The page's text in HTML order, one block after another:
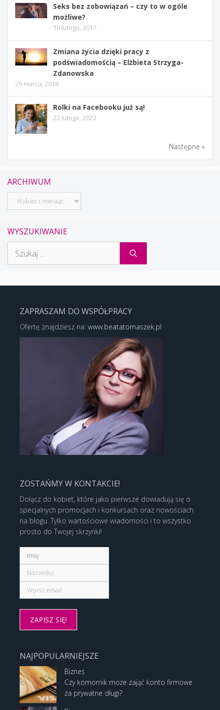
Seks bez zobowiązań – czy to w ogóle
możliwe?
10 lutego, 2017
Zmiana życia dzięki pracy z
podświadomością – Elżbieta Strzyga-
Zdanowska
29 marca, 2018
Rolki na Facebooku już są!
23 lutego, 2022
Następne »
ARCHIWUM
Archiwum
WYSZUKIWANIE
ZAPRASZAM DO WSPÓŁPRACY
Ofertę znajdziesz na: www.beatatomaszek.pl
ZOSTAŃMY W KONTAKCIE!
Dołącz do kobiet, które jako pierwsze dowiadują się o
specjalnych promocjach i konkursach oraz nowościach
na blogu. Tylko wartościowe wiadomości i to wszystko
prosto do Twojej skrzynki!
NAJPOPULARNIEJSZE
Biznes
Czy komornik może zająć konto firmowe
za prywatne długi?